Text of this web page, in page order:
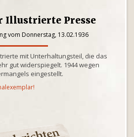
Illustrierte Presse
vom Donnerstag, 13.02.1936
mit Unterhaltungsteil, die das
gut widerspiegelt. 1944 wegen
eingestellt.